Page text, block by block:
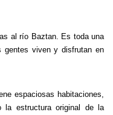
al río Baztan. Es toda una
gentes viven y disfrutan en
espaciosas habitaciones,
la estructura original de la